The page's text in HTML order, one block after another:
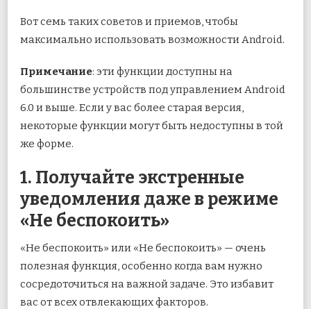
Вот семь таких советов и приемов, чтобы
максимально использовать возможности Android.
Примечание: эти функции доступны на
большинстве устройств под управлением Android
6.0 и выше. Если у вас более старая версия,
некоторые функции могут быть недоступны в той
же форме.
1. Получайте экстренные
уведомления даже в режиме
«Не беспокоить»
«Не беспокоить» или «Не беспокоить» — очень
полезная функция, особенно когда вам нужно
сосредоточиться на важной задаче. Это избавит
вас от всех отвлекающих факторов.